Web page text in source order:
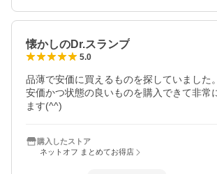
懐かしのDr.スランプ
5.0
品薄で安価に買えるものを探していました。
安価かつ状態の良いものを購入できて非常
ます(^^)
購入したストア
ネットオフ まとめてお得店